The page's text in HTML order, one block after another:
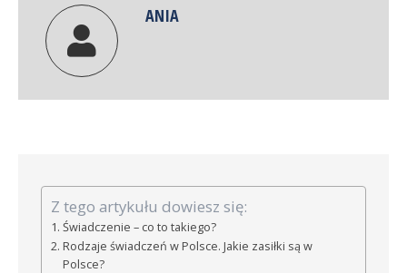
ANIA
Z tego artykułu dowiesz się:
Świadczenie – co to takiego?
Rodzaje świadczeń w Polsce. Jakie zasiłki są w
Polsce?